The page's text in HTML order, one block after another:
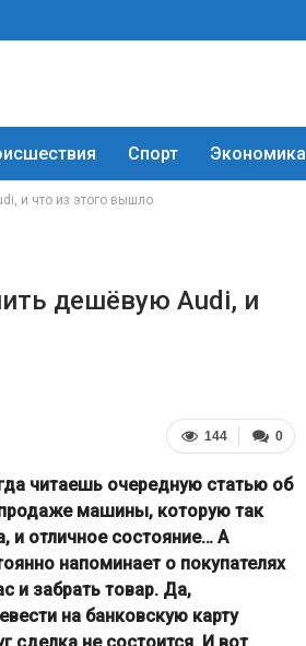
Спорт Экономика
и что из этого вышло
дешёвую Audi, и
0
144
читаешь очередную статью об
машины, которую так
и отличное состояние… А
напоминает о покупателях
и забрать товар. Да,
на банковскую карту